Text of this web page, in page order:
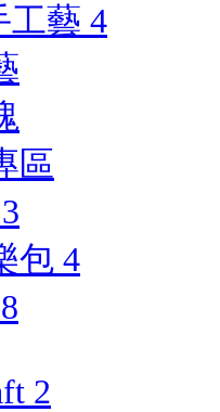
工藝 4
區
包 4
8
2